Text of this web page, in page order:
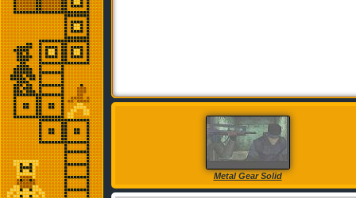
Metal Gear Solid